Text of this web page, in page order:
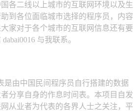
各二线以上城市的互联网环境以及生
到各位面临城市选择的程序员，内容
家对于各个城市的互联网信息还有要
与我联系。
是由中国民间程序员自行搭建的数据
分享自身的作息时间表。本项目自发
从业者为代表的各界人士之关注，平